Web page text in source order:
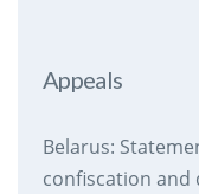
Appeals
Belarus:
confiscation